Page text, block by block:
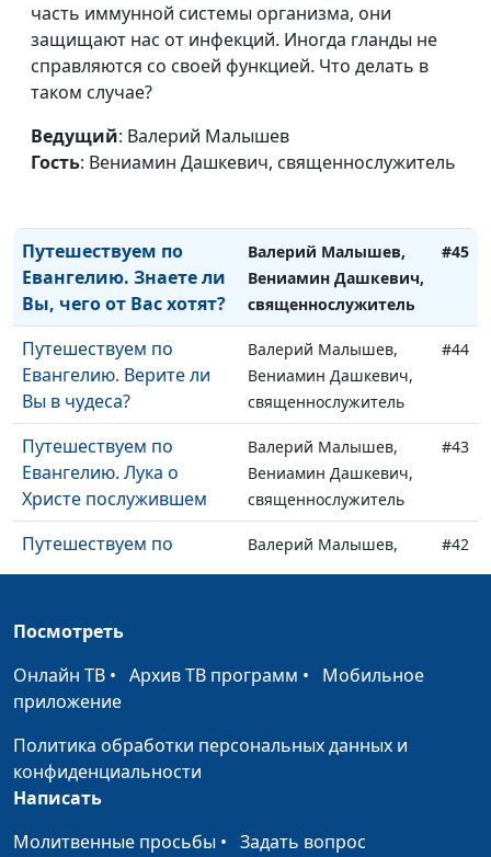
часть иммунной системы организма, они
защищают нас от инфекций. Иногда гланды не
справляются со своей функцией. Что делать в
таком случае?
Ведущий: Валерий Малышев
Гость: Вениамин Дашкевич, священнослужитель
Путешествуем по
Евангелию. Зачем мы
всё делаем по
привычке?
Валерий Малышев,
Вениамин Дашкевич,
священнослужитель
Путешествуем по
Евангелию. Вас когда-
Валерий Малышев,
Вениамин Дашкевич,
#46
Путешествуем по
Евангелию. Знаете ли
Вы, чего от Вас хотят?
Валерий Малышев,
Вениамин Дашкевич,
священнослужитель
#45
Путешествуем по
Евангелию. Верите ли
Вы в чудеса?
Валерий Малышев,
Вениамин Дашкевич,
священнослужитель
#44
Путешествуем по
Евангелию. Лука о
Христе послужившем
Валерий Малышев,
Вениамин Дашкевич,
священнослужитель
#43
Путешествуем по
Евангелию. Понять
Валерий Малышев,
Вениамин Дашкевич,
#42
Путешествуем по
Евангелию. Матфей -
евангелист для евреев
Вениамин Дашкевич,
Путешествуем по
Евангелию.
Рождественская
к нам
Валерий Малышев,
Посмотреть
Онлайн ТВ • Архив ТВ программ • Мобильное
приложение
Политика обработки персональных данных и
конфиденциальности
Написать
Молитвенные просьбы • Задать вопрос